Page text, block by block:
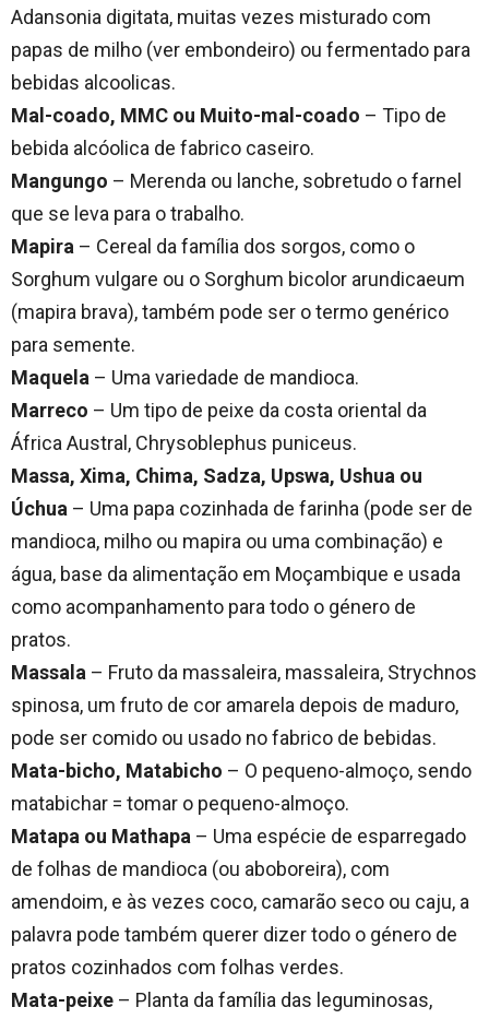
Adansonia digitata, muitas vezes misturado com
papas de milho (ver embondeiro) ou fermentado para
bebidas alcoolicas.
Mal-coado, MMC ou Muito-mal-coado – Tipo de
bebida alcóolica de fabrico caseiro.
Mangungo – Merenda ou lanche, sobretudo o farnel
que se leva para o trabalho.
Mapira – Cereal da família dos sorgos, como o
Sorghum vulgare ou o Sorghum bicolor arundicaeum
(mapira brava), também pode ser o termo genérico
para semente.
Maquela – Uma variedade de mandioca.
Marreco – Um tipo de peixe da costa oriental da
África Austral, Chrysoblephus puniceus.
Massa, Xima, Chima, Sadza, Upswa, Ushua ou
Úchua – Uma papa cozinhada de farinha (pode ser de
mandioca, milho ou mapira ou uma combinação) e
água, base da alimentação em Moçambique e usada
como acompanhamento para todo o género de
pratos.
Massala – Fruto da massaleira, massaleira, Strychnos
spinosa, um fruto de cor amarela depois de maduro,
pode ser comido ou usado no fabrico de bebidas.
Mata-bicho, Matabicho – O pequeno-almoço, sendo
matabichar = tomar o pequeno-almoço.
Matapa ou Mathapa – Uma espécie de esparregado
de folhas de mandioca (ou aboboreira), com
amendoim, e às vezes coco, camarão seco ou caju, a
palavra pode também querer dizer todo o género de
pratos cozinhados com folhas verdes.
Mata-peixe – Planta da família das leguminosas,